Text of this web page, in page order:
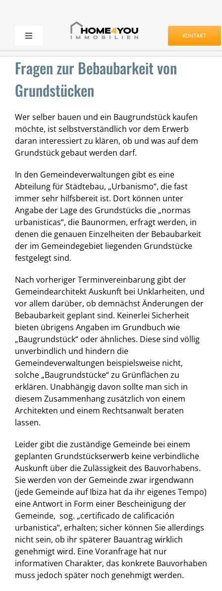
Toggle
Navigation
Kaufen & Mieten
Verkaufen & Vermieten
Projekte
Unternehmen
Aktuell
KONTAKT
Fragen zur Bebaubarkeit von
Grundstücken
Wer selber bauen und ein Baugrundstück kaufen
möchte, ist selbstverständlich vor dem Erwerb
daran interessiert zu klären, ob und was auf dem
Grundstück gebaut werden darf.
In den Gemeindeverwaltungen gibt es eine
Abteilung für Städtebau, „Urbanismo“, die fast
immer sehr hilfsbereit ist. Dort können unter
Angabe der Lage des Grundstücks die „normas
urbanisticas“, die Baunormen, erfragt werden, in
denen die genauen Einzelheiten der Bebaubarkeit
der im Gemeindegebiet liegenden Grundstücke
festgelegt sind.
Nach vorheriger Terminvereinbarung gibt der
Gemeindearchitekt Auskunft bei Unklarheiten, und
vor allem darüber, ob demnächst Änderungen der
Bebaubarkeit geplant sind. Keinerlei Sicherheit
bieten übrigens Angaben im Grundbuch wie
„Baugrundstück“ oder ähnliches. Diese sind völlig
unverbindlich und hindern die
Gemeindeverwaltungen beispielsweise nicht,
solche „Baugrundstücke“ zu Grünflächen zu
erklären. Unabhängig davon sollte man sich in
diesem Zusammenhang zusätzlich von einem
Architekten und einem Rechtsanwalt beraten
lassen.
Leider gibt die zuständige Gemeinde bei einem
geplanten Grundstückserwerb keine verbindliche
Auskunft über die Zulässigkeit des Bauvorhabens.
Sie werden von der Gemeinde zwar irgendwann
(jede Gemeinde auf Ibiza hat da ihr eigenes Tempo)
eine Antwort in Form einer Bescheinigung der
Gemeinde, sog. „certificado de calificación
urbanistica“, erhalten; sicher können Sie allerdings
nicht sein, ob ihr späterer Bauantrag wirklich
genehmigt wird. Eine Voranfrage hat nur
informativen Charakter, das konkrete Bauvorhaben
muss jedoch später noch genehmigt werden.